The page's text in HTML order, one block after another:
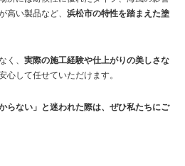
高い製品など、 浜松市の特性を踏まえた塗
く、 実際の施工経験や仕上がりの美しさな
心して任せていただけます。
らない」と迷われた際は、ぜひ私たちにご